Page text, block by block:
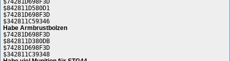
$842811D580D1
$74281D698F3D
$342811C59346
Habe Armbrustbolzen
$74281D698F3D
$842811D380DB
$74281D698F3D
$342811C39348